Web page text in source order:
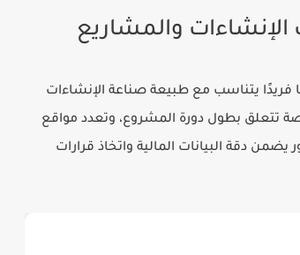
والمشاريع
فريدًا يتناسب مع طبيعة صناعة الإنشاءات
تتعلق بطول دورة المشروع، وتعدد مواقع
دقة البيانات المالية واتخاذ قرارات